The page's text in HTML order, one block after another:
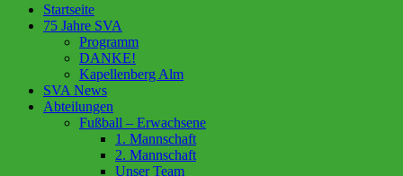
Startseite
75 Jahre SVA
Programm
DANKE!
Kapellenberg Alm
SVA News
Abteilungen
Fußball – Erwachsene
1. Mannschaft
2. Mannschaft
Unser Team